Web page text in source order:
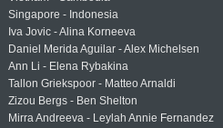
Singapore - Indonesia
Iva Jovic - Alina Korneeva
Daniel Merida Aguilar - Alex Michelsen
Ann Li - Elena Rybakina
Tallon Griekspoor - Matteo Arnaldi
Zizou Bergs - Ben Shelton
Mirra Andreeva - Leylah Annie Fernandez